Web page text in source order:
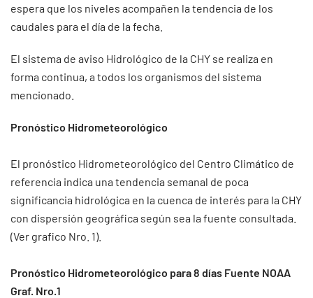
espera que los niveles acompañen la tendencia de los
caudales para el día de la fecha.
El sistema de aviso Hidrológico de la CHY se realiza en
forma continua, a todos los organismos del sistema
mencionado.
Pronóstico Hidrometeorológico
El pronóstico Hidrometeorológico del Centro Climático de
referencia indica una tendencia semanal de poca
significancia hidrológica en la cuenca de interés para la CHY
con dispersión geográfica según sea la fuente consultada.
(Ver grafico Nro. 1).
Pronóstico Hidrometeorológico para 8 días Fuente NOAA
Graf. Nro.1